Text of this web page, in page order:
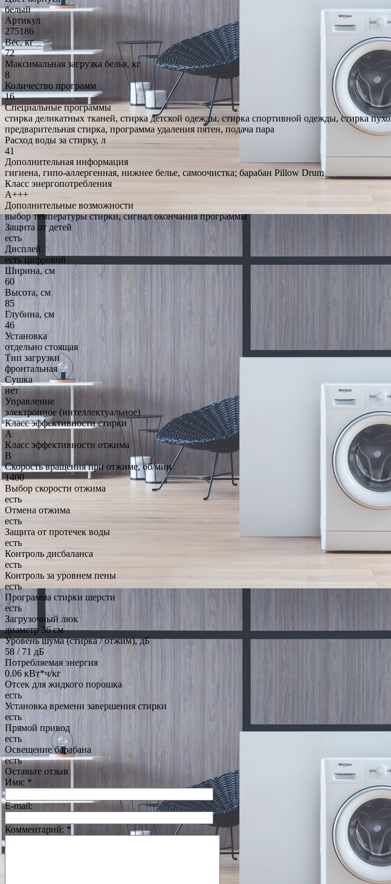
белый
Артикул
275186
Вес, кг
72
Максимальная загрузка белья, кг
8
Количество программ
16
Специальные программы
стирка деликатных тканей, стирка детской одежды, стирка спортивной одежды, стирка
предварительная стирка, программа удаления пятен, подача пара
Расход воды за стирку, л
41
Дополнительная информация
гигиена, гипо-аллергенная, нижнее белье, самоочистка; барабан Pillow Drum
Класс энергопотребления
A+++
Дополнительные возможности
выбор температуры стирки, сигнал окончания программы
Защита от детей
есть
Дисплей
есть цифровой
Ширина, см
60
Высота, см
85
Глубина, см
46
Установка
отдельно стоящая
Тип загрузки
фронтальная
Сушка
нет
Управление
электронное (интеллектуальное)
Класс эффективности стирки
A
Класс эффективности отжима
B
Скорость вращения при отжиме, об/мин
1400
Выбор скорости отжима
есть
Отмена отжима
есть
Защита от протечек воды
есть
Контроль дисбаланса
есть
Контроль за уровнем пены
есть
Программа стирки шерсти
есть
Загрузочный люк
диаметр 36 см
Уровень шума (стирка / отжим), дБ
58 / 71 дБ
Потребляемая энергия
0.06 кВт*ч/кг
Отсек для жидкого порошка
есть
Установка времени завершения стирки
есть
Прямой привод
есть
Освещение барабана
есть
Оставьте отзыв
Имя: *
E-mail:
Комментарий: *